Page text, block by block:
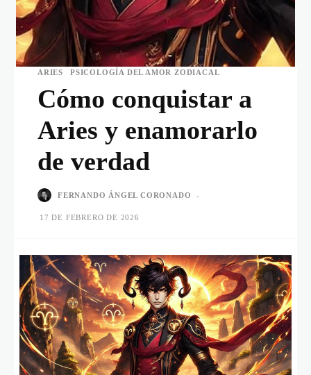
ARIES PSICOLOGÍA DEL AMOR ZODIACAL
Cómo conquistar a
Aries y enamorarlo
de verdad
FERNANDO ÁNGEL CORONADO -
17 DE FEBRERO DE 2026